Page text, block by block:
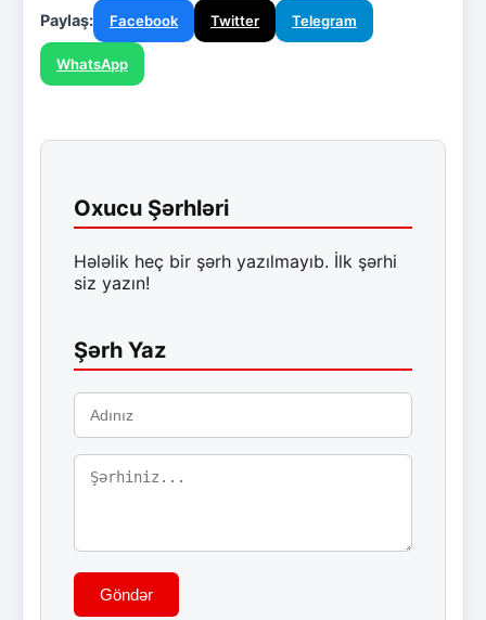
Paylaş: Facebook Twitter Telegram
WhatsApp
Oxucu Şərhləri
Hələlik heç bir şərh yazılmayıb. İlk şərhi
siz yazın!
Şərh Yaz
Göndər